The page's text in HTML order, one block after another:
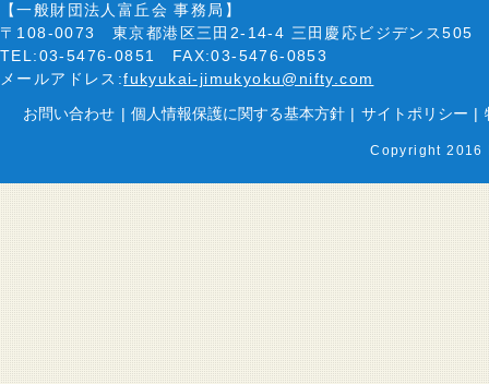
【一般財団法人富丘会 事務局】
〒108-0073 東京都港区三田2-14-4 三田慶応ビジデンス505
TEL:03-5476-0851 FAX:03-5476-0853
メールアドレス:fukyukai-jimukyoku@nifty.com
お問い合わせ | 個人情報保護に関する基本方針 | サイトポリシー |
Copyright 2016